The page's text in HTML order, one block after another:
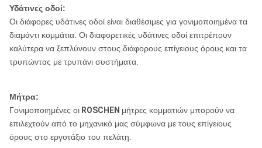
Υδάτινες οδοί:
Οι διάφορες υδάτινες οδοί είναι διαθέσιμες για γονιμοποιημένα τα
διαμάντι κομμάτια. Οι διαφορετικές υδάτινες οδοί επιτρέπουν
καλύτερα να ξεπλύνουν στους διάφορους επίγειους όρους και τα
τρυπώντας με τρυπάνι συστήματα.
Μήτρα:
Γονιμοποιημένες οι ROSCHEN μήτρες κομματιών μπορούν να
επιλεχτούν από το μηχανικό μας σύμφωνα με τους επίγειους
όρους στο εργοτάξιο του πελάτη.